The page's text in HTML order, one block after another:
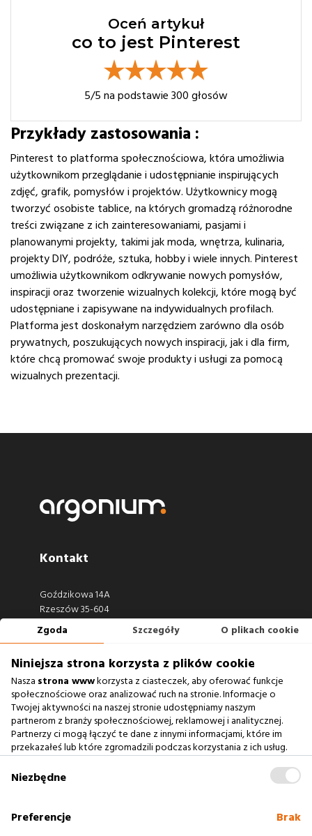
Oceń artykuł
co to jest Pinterest
5/5 na podstawie 300 głosów
Przykłady zastosowania :
Pinterest to platforma społecznościowa, która umożliwia
użytkownikom przeglądanie i udostępnianie inspirujących
zdjęć, grafik, pomysłów i projektów. Użytkownicy mogą
tworzyć osobiste tablice, na których gromadzą różnorodne
treści związane z ich zainteresowaniami, pasjami i
planowanymi projekty, takimi jak moda, wnętrza, kulinaria,
projekty DIY, podróże, sztuka, hobby i wiele innych. Pinterest
umożliwia użytkownikom odkrywanie nowych pomysłów,
inspiracji oraz tworzenie wizualnych kolekcji, które mogą być
udostępniane i zapisywane na indywidualnych profilach.
Platforma jest doskonałym narzędziem zarówno dla osób
prywatnych, poszukujących nowych inspiracji, jak i dla firm,
które chcą promować swoje produkty i usługi za pomocą
wizualnych prezentacji.
Kontakt
Goździkowa 14A
Rzeszów 35-604
Zobacz również
Agencja Interaktywna
Baza Wiedzy
Polityka cookies
Zgoda Szczegóły O plikach cookie
Niniejsza strona korzysta z plików cookie
Nasza strona wwwkorzysta z ciasteczek, aby oferować funkcje
społecznościowe oraz analizować ruch na stronie. Informacje o
Twojej aktywności na naszej stronie udostępniamy naszym
partnerom z branży społecznościowej, reklamowej i analitycznej.
Partnerzy ci mogą łączyć te dane z innymi informacjami, które im
przekazałeś lub które zgromadzili podczas korzystania z ich usług.
na prawidłowe działanie serwisu
Niezbędne
Preferencje Brak